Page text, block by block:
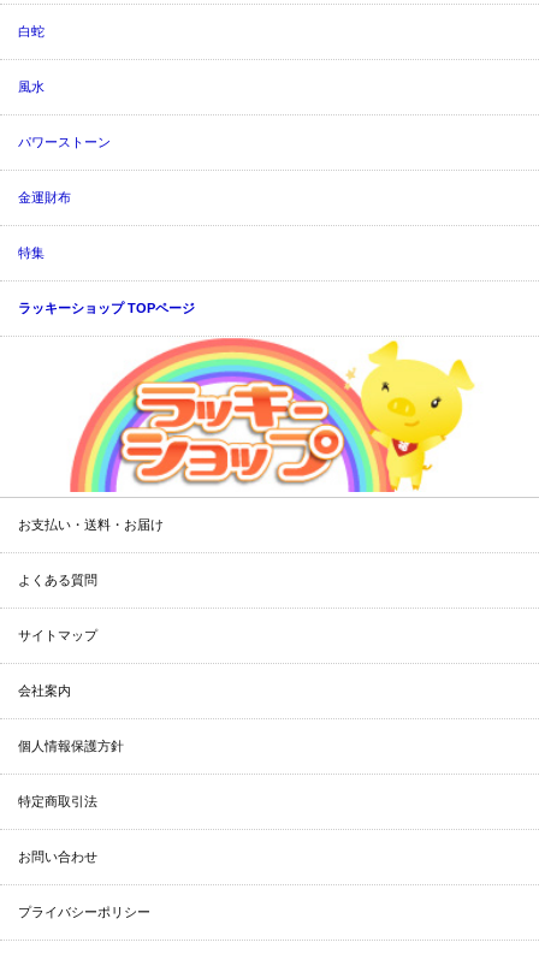
白蛇
風水
パワーストーン
金運財布
特集
ラッキーショップ TOPページ
お支払い・送料・お届け
よくある質問
サイトマップ
会社案内
個人情報保護方針
特定商取引法
お問い合わせ
プライバシーポリシー